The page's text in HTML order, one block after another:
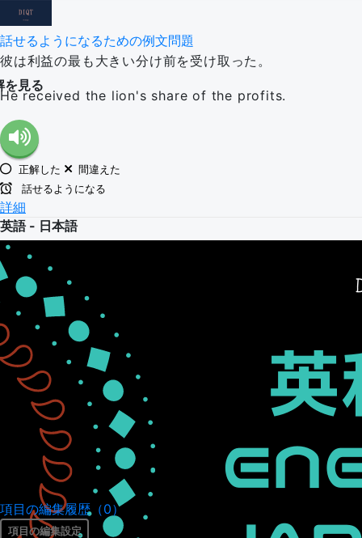
話せるようになるための例文問題
彼は利益の最も大きい分け前を受け取った。
を見る
He received the lion's share of the profits.
正解した
間違えた
話せるようになる
詳細
英語 - 日本語
項目の編集履歴（0）
項目の編集設定